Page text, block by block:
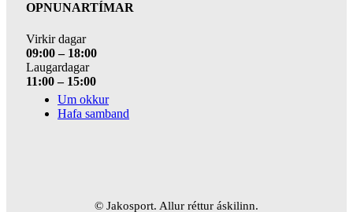
OPNUNARTÍMAR
Virkir dagar
09:00 – 18:00
Laugardagar
11:00 – 15:00
Um okkur
Hafa samband
© Jakosport. Allur réttur áskilinn.